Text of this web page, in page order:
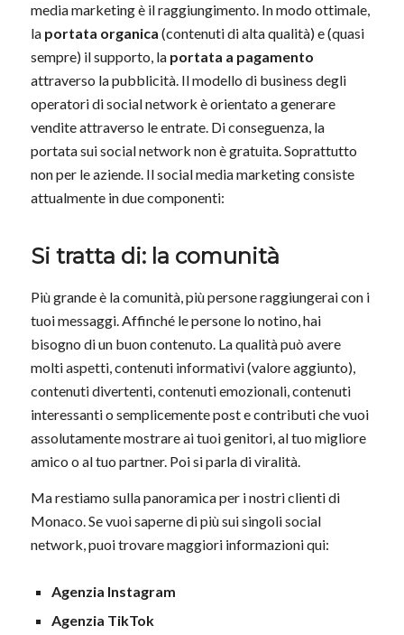
media marketing è il raggiungimento. In modo ottimale,
la portata organica (contenuti di alta qualità) e (quasi
sempre) il supporto, la portata a pagamento
attraverso la pubblicità. Il modello di business degli
operatori di social network è orientato a generare
vendite attraverso le entrate. Di conseguenza, la
portata sui social network non è gratuita. Soprattutto
non per le aziende. Il social media marketing consiste
attualmente in due componenti:
Si tratta di: la comunità
Più grande è la comunità, più persone raggiungerai con i
tuoi messaggi. Affinché le persone lo notino, hai
bisogno di un buon contenuto. La qualità può avere
molti aspetti, contenuti informativi (valore aggiunto),
contenuti divertenti, contenuti emozionali, contenuti
interessanti o semplicemente post e contributi che vuoi
assolutamente mostrare ai tuoi genitori, al tuo migliore
amico o al tuo partner. Poi si parla di viralità.
Ma restiamo sulla panoramica per i nostri clienti di
Monaco. Se vuoi saperne di più sui singoli social
network, puoi trovare maggiori informazioni qui:
Agenzia Instagram
Agenzia TikTok